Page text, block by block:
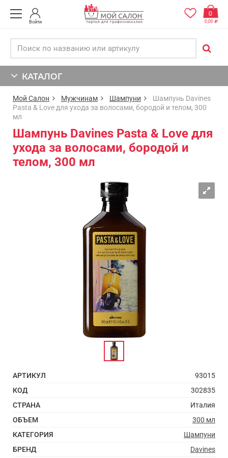
Войти
0
0,00
КАТАЛОГ
Мой Салон Мужчинам Шампуни
Шампунь Davines
Pasta & Love для ухода за волосами, бородой и телом, 300
мл
Шампунь Davines Pasta & Love для
ухода за волосами, бородой и
телом, 300 мл
АРТИКУЛ
93015
КОД
302835
СТРАНА
Италия
ОБЪЕМ
300 мл
КАТЕГОРИЯ
Шампуни
БРЕНД
Davines